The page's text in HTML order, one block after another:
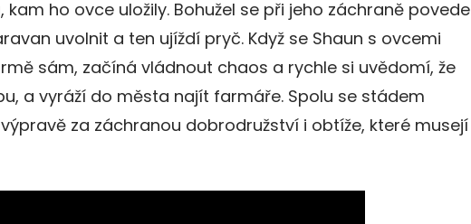
kam ho ovce uložily. Bohužel se při jeho záchraně povede
uvolnit a ten ujíždí pryč. Když se Shaun s ovcemi
sám, začíná vládnout chaos a rychle si uvědomí, že
a vyráží do města najít farmáře. Spolu se stádem
za záchranou dobrodružství i obtíže, které musejí